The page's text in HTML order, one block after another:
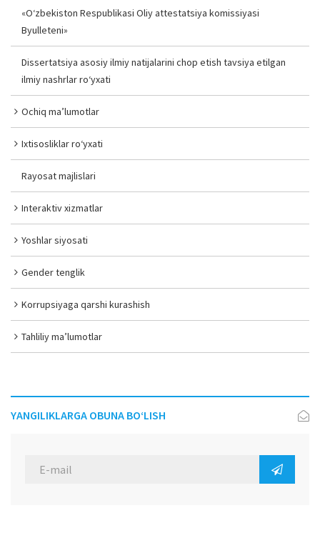
«O‘zbekiston Respublikasi Oliy attestatsiya komissiyasi
Byulleteni»
Dissertatsiya asosiy ilmiy natijalarini chop etish tavsiya etilgan
ilmiy nashrlar ro‘yxati
Ochiq ma’lumotlar
Ixtisosliklar ro‘yxati
Rayosat majlislari
Interaktiv xizmatlar
Yoshlar siyosati
Gender tenglik
Korrupsiyaga qarshi kurashish
Tahliliy ma’lumotlar
YANGILIKLARGA OBUNA BO‘LISH